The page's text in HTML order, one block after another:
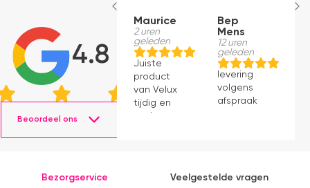
4.8
Beoordeel ons
Maurice
2 uren
geleden
Juiste
product
van Velux
tijdig en
snel
verwachting.
Bep
Mens
12 uren
geleden
levering
volgens
afspraak
Bezorgservice Veelgestelde vragen